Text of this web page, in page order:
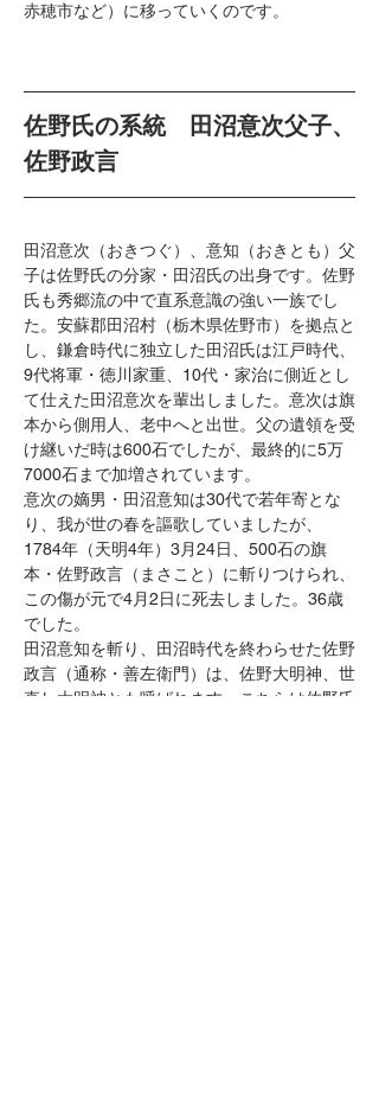
赤穂市など）に移っていくのです。
佐野氏の系統　田沼意次父子、
佐野政言
田沼意次（おきつぐ）、意知（おきとも）父
子は佐野氏の分家・田沼氏の出身です。佐野
氏も秀郷流の中で直系意識の強い一族でし
た。安蘇郡田沼村（栃木県佐野市）を拠点と
し、鎌倉時代に独立した田沼氏は江戸時代、
9代将軍・徳川家重、10代・家治に側近とし
て仕えた田沼意次を輩出しました。意次は旗
本から側用人、老中へと出世。父の遺領を受
け継いだ時は600石でしたが、最終的に5万
7000石まで加増されています。
意次の嫡男・田沼意知は30代で若年寄とな
り、我が世の春を謳歌していましたが、
1784年（天明4年）3月24日、500石の旗
本・佐野政言（まさこと）に斬りつけられ、
この傷が元で4月2日に死去しました。36歳
でした。
田沼意知を斬り、田沼時代を終わらせた佐野
政言（通称・善左衛門）は、佐野大明神、世
直し大明神とも呼ばれます。こちらは佐野氏